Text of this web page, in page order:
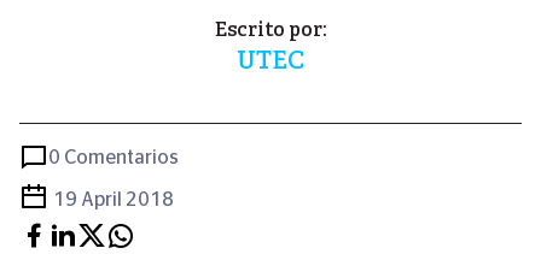
Escrito por:
UTEC
0 Comentarios
19 April 2018